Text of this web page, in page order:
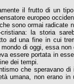
il frutto di un
europeo
sono ormai radicate
cristiana: la storia
ad una fine in cui
di oggi, essa
essere portata in
dei tempi.
che speravano
umana, non erano